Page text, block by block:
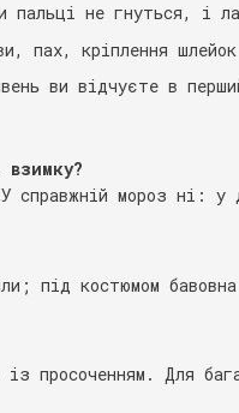
пальці не гнуться, і
пах, кріплення
ви відчуєте в
мороз ні: у
під костюмом
просоченням. Для